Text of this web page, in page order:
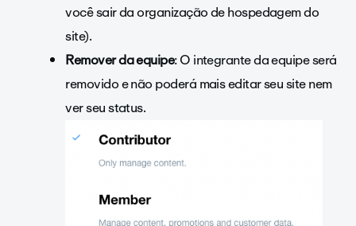
você sair da organização de hospedagem do
site).
Remover da equipe: O integrante da equipe será
removido e não poderá mais editar seu site nem
ver seu status.